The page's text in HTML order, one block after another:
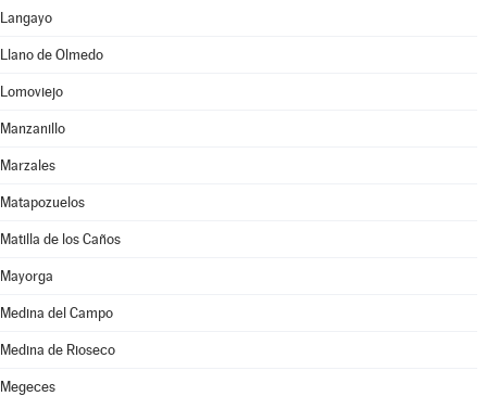
Langayo
Llano de Olmedo
Lomoviejo
Manzanillo
Marzales
Matapozuelos
Matilla de los Caños
Mayorga
Medina del Campo
Medina de Rioseco
Megeces